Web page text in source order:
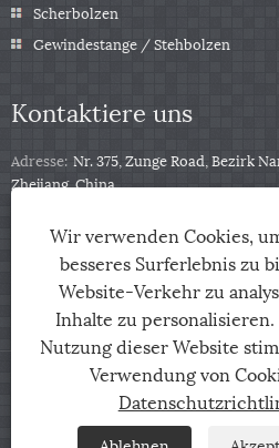
Scherbolzen
Gewindestange / Stehbolzen
Kontaktiere uns
Adresse: Nr. 375, Zunge Road, Bezirk
Zhejiang, China
Telefon: +86-13511332403
sales@qbfastener.cn
Copyright © 2024 Jiaxing City Qunbang
Wir verwenden Cookies,
besseres Surferlebnis zu
Website-Verkehr zu
Inhalte zu
Nutzung dieser Website
Verwendung von